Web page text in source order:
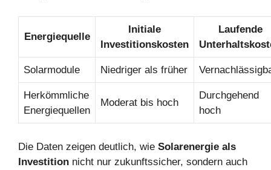
Energiequelle
Initiale
Investitionskosten
Laufende
Solarmodule Niedriger als früher
Herkömmliche
Energiequellen
Moderat bis hoch
Durchgehend
hoch
Die Daten zeigen deutlich, wie Solarenergie als
Investition nicht nur zukunftssicher, sondern auch